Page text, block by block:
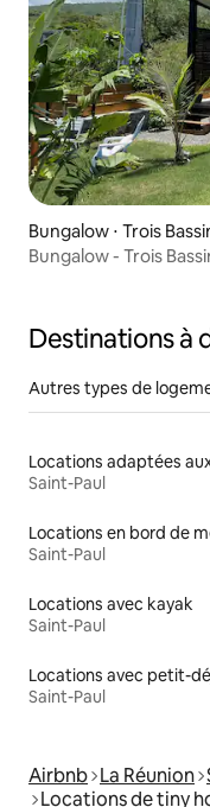
Bungalow ⋅ Trois
Bungalow - Trois
Destinations à
Autres types de
Saint-Paul
Locations en bord de
Saint-Paul
Locations avec kayak
Saint-Paul
Saint-Paul
Airbnb La Réunion
Locations de tiny